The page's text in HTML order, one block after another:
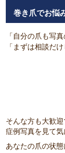
巻き爪でお悩
「自分の爪も写
「まずは相談だけ
そんな方も大歓迎
症例写真を見て気
あなたの爪の状態